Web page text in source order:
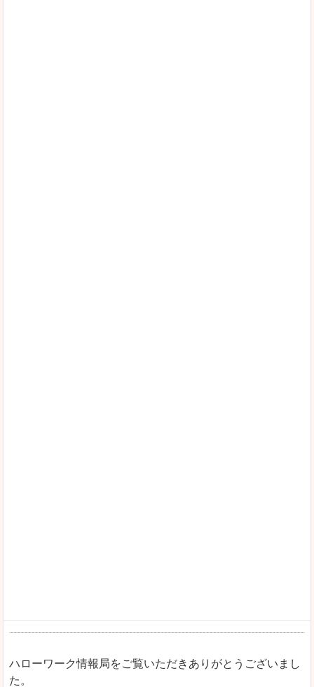
ハローワーク情報局をご覧いただきありがとうございまし
た。